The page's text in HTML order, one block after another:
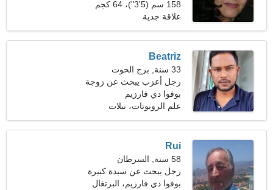
للتزلج
158 سم (5'3")، 64 كجم
(141 رطلا)
علاقة جدية
Beatriz
33 سنة, برج الحوت
رجل أعزب يبحث عن زوجة
25-31
بوفوا دي فارزيم
علم الروبوتات، نبلات
Rui
58 سنة, السرطان
رجل يبحث عن سيدة كبيرة
بوفوا دي فارزيم، البرتغال